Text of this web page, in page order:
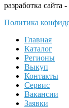
разработка сайта -
Политика
Главная
Каталог
Регионы
Выкуп
Контакты
Сервис
Вакансии
Заявки